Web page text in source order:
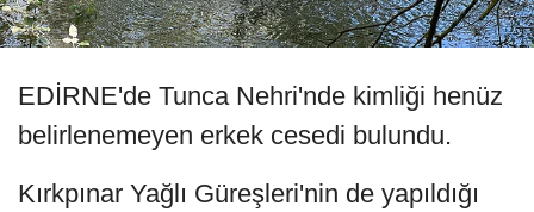
EDİRNE'de Tunca Nehri'nde kimliği henüz
belirlenemeyen erkek cesedi bulundu.
Kırkpınar Yağlı Güreşleri'nin de yapıldığı